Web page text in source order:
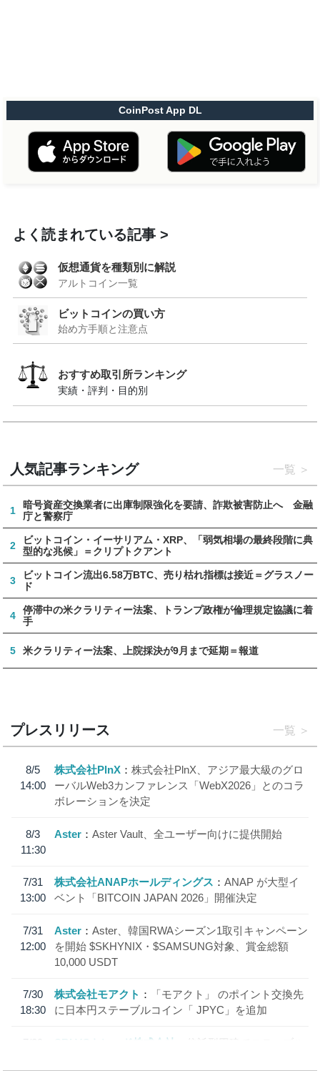
CoinPost App DL
よく読まれている記事
仮想通貨を種類別に解説
アルトコイン一覧
ビットコインの買い方
始め方手順と注意点
おすすめ取引所ランキング
実績・評判・目的別
人気記事ランキング 一覧
1
暗号資産交換業者に出庫制限強化を要請、詐欺被害防止へ 金融
庁と警察庁
2
ビットコイン・イーサリアム・XRP、「弱気相場の最終段階に典
型的な兆候」＝クリプトクアント
3
ビットコイン流出6.58万BTC、売り枯れ指標は接近＝グラスノー
ド
4
停滞中の米クラリティー法案、トランプ政権が倫理規定協議に着
手
5 米クラリティー法案、上院採決が9月まで延期＝報道
プレスリリース 一覧
8/5
14:00
株式会社PlnX
株式会社PlnX、アジア最大級のグロ
ーバルWeb3カンファレンス「WebX2026」とのコラ
ボレーションを決定
8/3
11:30
Aster Aster Vault、全ユーザー向けに提供開始
7/31
13:00
株式会社ANAPホールディングス
ANAP が大型イ
ベント「BITCOIN JAPAN 2026」開催決定
7/31
12:00
Aster
Aster、韓国RWAシーズン1取引キャンペーン
を開始 $SKHYNIX・$SAMSUNG対象、賞金総額
10,000 USDT
7/30
18:30
株式会社モアクト
「モアクト」 のポイント交換先
に日本円ステーブルコイン「 JPYC」を追加
7/29
SBI VCトレード株式会社
信託型円建てステーブル